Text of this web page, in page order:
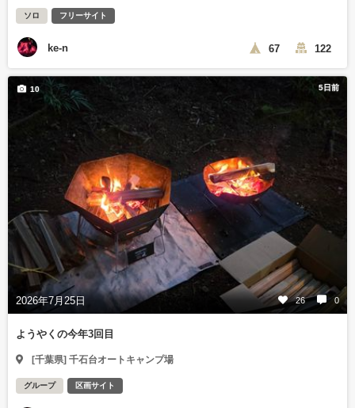
ソロ フリーサイト
ke-n 67 122
5日前
2026年7月25日 26 0
10
ようやくの今年3回目
[千葉県] 千石台オートキャンプ場
グループ 区画サイト